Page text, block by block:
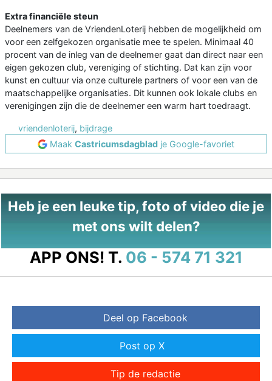
Extra financiële steun
Deelnemers van de VriendenLoterij hebben de mogelijkheid om
voor een zelfgekozen organisatie mee te spelen. Minimaal 40
procent van de inleg van de deelnemer gaat dan direct naar een
eigen gekozen club, vereniging of stichting. Dat kan zijn voor
kunst en cultuur via onze culturele partners of voor een van de
maatschappelijke organisaties. Dit kunnen ook lokale clubs en
verenigingen zijn die de deelnemer een warm hart toedraagt.
vriendenloterij, bijdrage
Maak Castricumsdagblad je Google-favoriet
Heb je een leuke tip, foto of video die je
met ons wilt delen?
APP ONS! T. 06 - 574 71 321
Deel op Facebook
Post op X
Tip de redactie